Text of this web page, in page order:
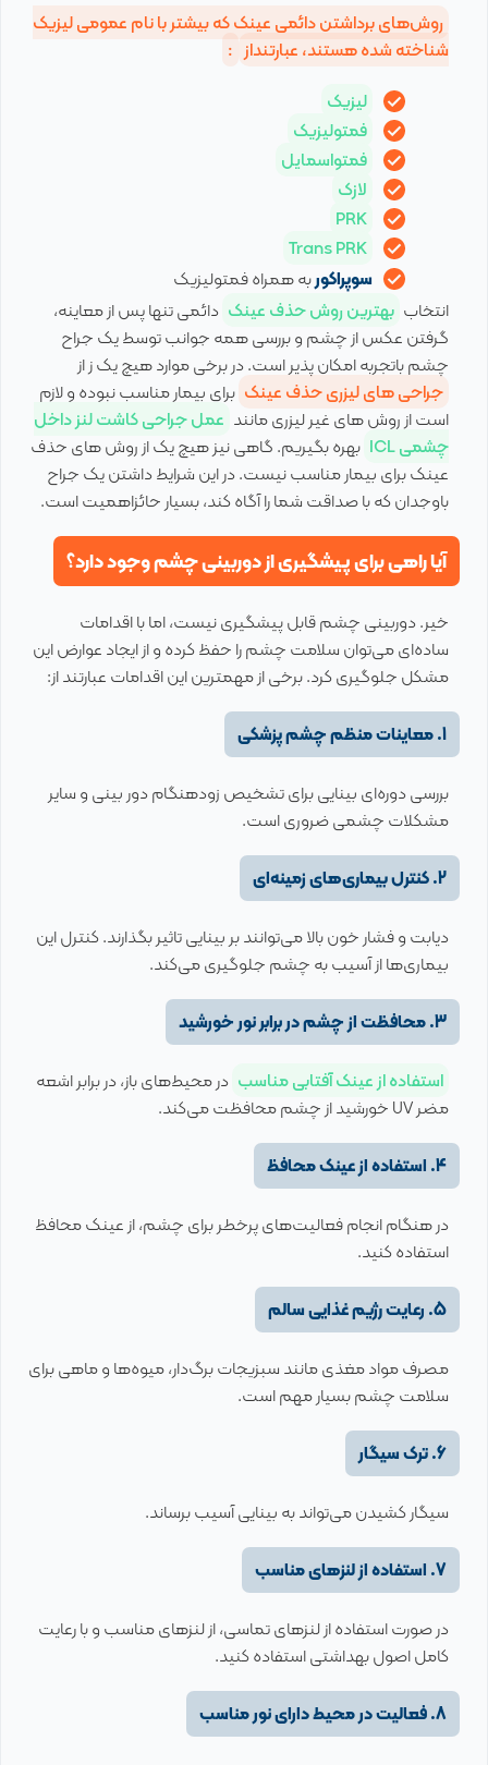
روش‌های برداشتن دائمی عینک که بیشتر با نام عمومی لیزیک
شناخته شده هستند، عبارتنداز :
لیزیک
فمتولیزیک
فمتواسمایل
لازک
PRK
Trans PRK
سوپراکوربه همراه فمتولیزیک
انتخاب بهترین روش حذف عینک دائمی تنها پس از معاینه،
گرفتن عکس از چشم و بررسی همه جوانب توسط یک جراح
چشم‌ باتجربه امکان پذیر است. در برخی موارد هیچ یک ز از
جراحی های لیزری حذف عینک برای بیمار مناسب نبوده و لازم
است از روش های غیر لیزری مانند عمل جراحی کاشت لنز داخل
چشمی ICL
بهره بگیریم. گاهی نیز هیچ یک از روش های حذف
عینک برای بیمار مناسب نیست. در این شرایط داشتن یک جراح
باوجدان که با صداقت شما را آگاه کند، بسیار حائزاهمیت است.
آیا راهی برای پیشگیری از دوربینی چشم وجود دارد؟
خیر. دوربینی چشم قابل پیشگیری نیست، اما با اقدامات
ساده‌ای می‌توان سلامت چشم را حفظ کرده و از ایجاد عوارض این
مشکل جلوگیری کرد. برخی از مهمترین این اقدامات عبارتند از:
1. معاینات منظم چشم پزشکی
بررسی دوره‌ای بینایی برای تشخیص زودهنگام دور بینی و سایر
مشکلات چشمی ضروری است.
2. کنترل بیماری‌های زمینه‌ای
دیابت و فشار خون بالا می‌توانند بر بینایی تاثیر بگذارند. کنترل این
بیماری‌ها از آسیب به چشم جلوگیری می‌کند.
3. محافظت از چشم در برابر نور خورشید
استفاده از عینک آفتابی مناسب در محیط‌های باز، در برابر اشعه
مضر UV خورشید از چشم محافظت می‌کند.
4. استفاده از عینک محافظ
در هنگام انجام فعالیت‌های پرخطر برای چشم، از عینک محافظ
استفاده کنید.
5. رعایت رژیم غذایی سالم
مصرف مواد مغذی مانند سبزیجات برگ‌دار، میوه‌ها و ماهی برای
سلامت چشم بسیار مهم است.
6. ترک سیگار
سیگار کشیدن می‌تواند به بینایی آسیب برساند.
7. استفاده از لنزهای مناسب
در صورت استفاده از لنزهای تماسی، از لنزهای مناسب و با رعایت
کامل اصول بهداشتی استفاده کنید.
8. فعالیت در محیط دارای نور مناسب